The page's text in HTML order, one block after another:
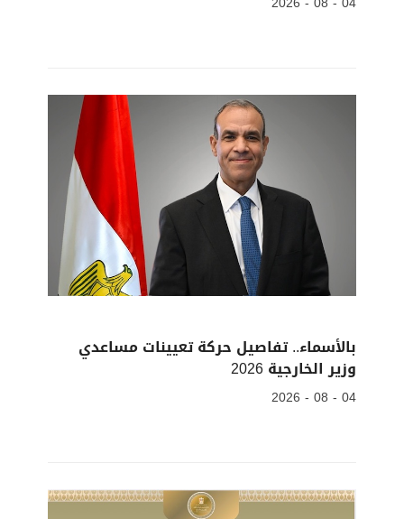
بالأسماء.. تفاصيل حركة تعيينات مساعدي
وزير الخارجية 2026
04 - 08 - 2026